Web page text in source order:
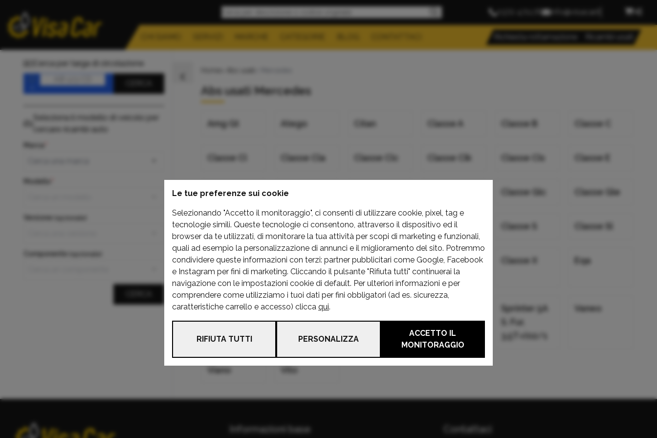
0372 471176 info@visacar.it
Cerca per targa di circolazione
Seleziona il modello di veicolo per
cercare ricambi auto
Abs usati Mercedes
Amg Gt Atego Citan Classe A Classe B Classe C
Classe Cl Classe Cla Classe Clc Classe Clk Classe Cls Classe E
Classe G Classe Gl Classe Glc Classe Gle
Classe Glk Classe Mb Classe Ml Classe R Classe S Classe Sl
Classe Slc Classe Slk
Classe Sls
Amg
Classe V Classe X Eqa
Eqb Eqc
Sprinter 5A
S. Fur.
3,5T<(02/1
Vaneo
Viano Vito
Informazioni base Contattaci
Le tue preferenze sui cookie
Selezionando "Accetto il monitoraggio", ci consenti di utilizzare cookie, pixel, tag e
tecnologie simili. Queste tecnologie ci consentono, attraverso il dispositivo ed il
browser da te utilizzati, di monitorare la tua attività per scopi di marketing e funzionali,
quali ad esempio la personalizzazione di annunci e il miglioramento del sito. Potremmo
condividere queste informazioni con terzi: partner pubblicitari come Google, Facebook
e Instagram per fini di marketing. Cliccando il pulsante "Rifiuta tutti" continuerai la
navigazione con le impostazioni cookie di default. Per ulteriori informazioni e per
comprendere come utilizziamo i tuoi dati per fini obbligatori (ad es. sicurezza,
caratteristiche carrello e accesso) clicca qui.
RIFIUTA TUTTI PERSONALIZZA
ACCETTO IL
MONITORAGGIO